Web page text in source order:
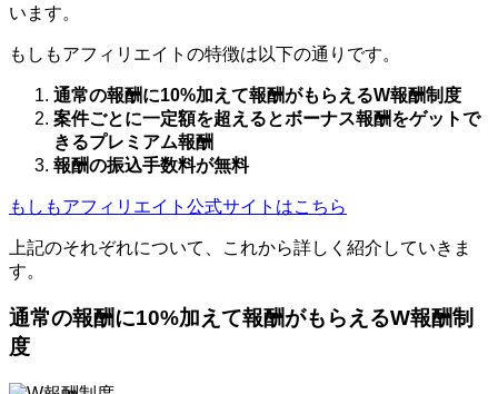
います。
もしもアフィリエイトの特徴は以下の通りです。
通常の報酬に10%加えて報酬がもらえるW報酬制度
案件ごとに一定額を超えるとボーナス報酬をゲットで
きるプレミアム報酬
報酬の振込手数料が無料
もしもアフィリエイト公式サイトはこちら
上記のそれぞれについて、これから詳しく紹介していきま
す。
通常の報酬に10%加えて報酬がもらえるW報酬制
度